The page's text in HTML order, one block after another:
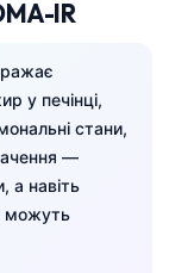
IR
у печінці,
стани,
—
а навіть
можуть